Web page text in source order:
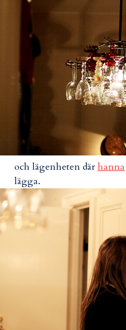
och lägenheten därhanna
lägga.